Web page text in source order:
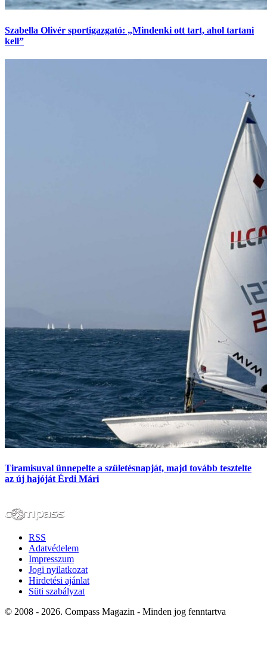
Szabella Olivér sportigazgató: „Mindenki ott tart, ahol tartani
kell”
Tiramisuval ünnepelte a születésnapját, majd tovább tesztelte
az új hajóját Érdi Mári
RSS
Adatvédelem
Impresszum
Jogi nyilatkozat
Hirdetési ajánlat
Süti szabályzat
© 2008 - 2026. Compass Magazin - Minden jog fenntartva